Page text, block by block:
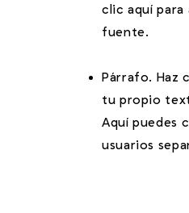
clic aquí
fuente.
Párrafo. Haz
tu propio
Aquí puedes
usuarios